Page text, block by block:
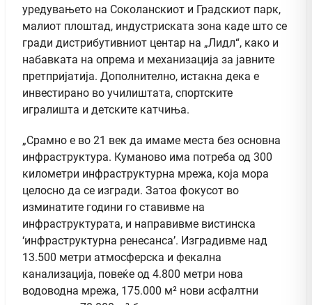
уредувањето на Соколанскиот и Градскиот парк,
малиот плоштад, индустриската зона каде што се
гради дистрибутивниот центар на „Лидл“, како и
набавката на опрема и механизација за јавните
претпријатија. Дополнително, истакна дека е
инвестирано во училиштата, спортските
игралишта и детските катчиња.
„Срамно е во 21 век да имаме места без основна
инфраструктура. Куманово има потреба од 300
километри инфраструктурна мрежа, која мора
целосно да се изгради. Затоа фокусот во
изминатите години го ставивме на
инфраструктурата, и направивме вистинска
‘инфраструктурна ренесанса’. Изградивме над
13.500 метри атмосферска и фекална
канализација, повеќе од 4.800 метри нова
водоводна мрежа, 175.000 м² нови асфалтни